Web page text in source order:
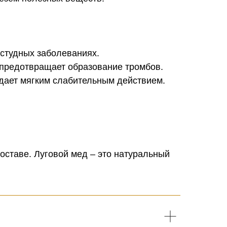
заболеваниях.
образование тромбов.
мягким слабительным действием.
Луговой мед – это натуральный